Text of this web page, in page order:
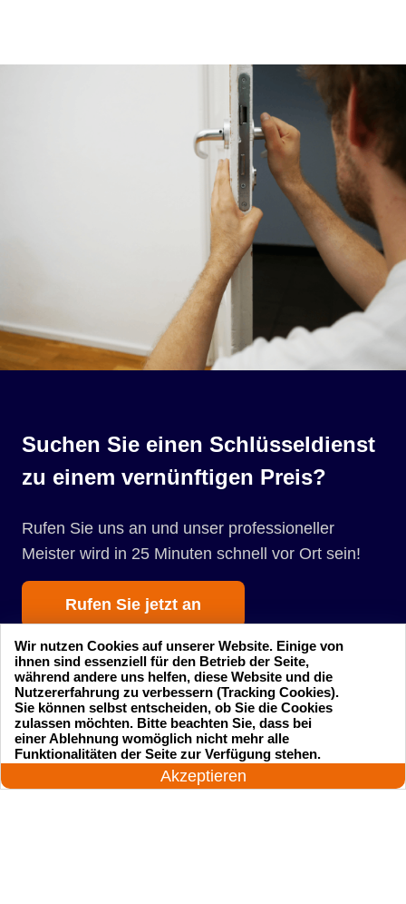
Suchen Sie einen Schlüsseldienst
zu einem vernünftigen Preis?
Rufen Sie uns an und unser professioneller
Meister wird in 25 Minuten schnell vor Ort sein!
Rufen Sie jetzt an
Startseite Einsatzgebiete
Preise
24 Stunden am Tag
Akzeptieren
Wir nutzen Cookies auf unserer Website. Einige von
ihnen sind essenziell für den Betrieb der Seite,
während andere uns helfen, diese Website und die
Nutzererfahrung zu verbessern (Tracking Cookies).
Sie können selbst entscheiden, ob Sie die Cookies
zulassen möchten. Bitte beachten Sie, dass bei
einer Ablehnung womöglich nicht mehr alle
Funktionalitäten der Seite zur Verfügung stehen.